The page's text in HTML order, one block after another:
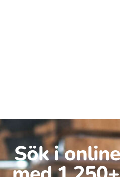
Sök i